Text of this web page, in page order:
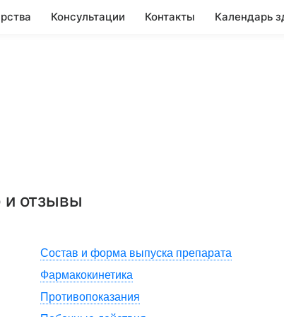
Консультации Контакты Календарь
и отзывы
Состав и форма выпуска препарата
Фармакокинетика
Противопоказания